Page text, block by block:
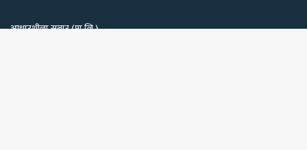
आधारशीला सञ्चार (प्रा.लि.)